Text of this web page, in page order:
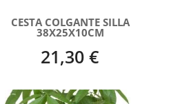
CESTA COLGANTE SILLA
38X25X10CM
21,30 €